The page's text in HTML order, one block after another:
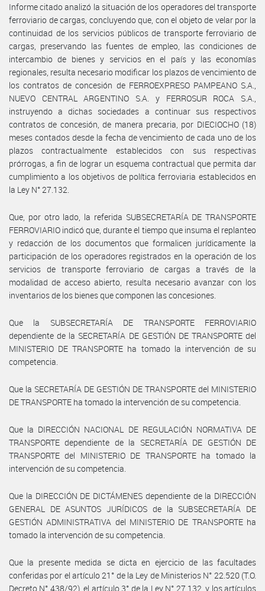
Informe citado analizó la situación de los operadores del transporte
ferroviario de cargas, concluyendo que, con el objeto de velar por la
continuidad de los servicios públicos de transporte ferroviario de
cargas, preservando las fuentes de empleo, las condiciones de
intercambio de bienes y servicios en el país y las economías
regionales, resulta necesario modificar los plazos de vencimiento de
los contratos de concesión de FERROEXPRESO PAMPEANO S.A.,
NUEVO CENTRAL ARGENTINO S.A. y FERROSUR ROCA S.A.,
instruyendo a dichas sociedades a continuar sus respectivos
contratos de concesión, de manera precaria, por DIECIOCHO (18)
meses contados desde la fecha de vencimiento de cada uno de los
plazos contractualmente establecidos con sus respectivas
prórrogas, a fin de lograr un esquema contractual que permita dar
cumplimiento a los objetivos de política ferroviaria establecidos en
la Ley N° 27.132.
Que, por otro lado, la referida SUBSECRETARÍA DE TRANSPORTE
FERROVIARIO indicó que, durante el tiempo que insuma el replanteo
y redacción de los documentos que formalicen jurídicamente la
participación de los operadores registrados en la operación de los
servicios de transporte ferroviario de cargas a través de la
modalidad de acceso abierto, resulta necesario avanzar con los
inventarios de los bienes que componen las concesiones.
Que la SUBSECRETARÍA DE TRANSPORTE FERROVIARIO
dependiente de la SECRETARÍA DE GESTIÓN DE TRANSPORTE del
MINISTERIO DE TRANSPORTE ha tomado la intervención de su
competencia.
Que la SECRETARÍA DE GESTIÓN DE TRANSPORTE del MINISTERIO
DE TRANSPORTE ha tomado la intervención de su competencia.
Que la DIRECCIÓN NACIONAL DE REGULACIÓN NORMATIVA DE
TRANSPORTE dependiente de la SECRETARÍA DE GESTIÓN DE
TRANSPORTE del MINISTERIO DE TRANSPORTE ha tomado la
intervención de su competencia.
Que la DIRECCIÓN DE DICTÁMENES dependiente de la DIRECCIÓN
GENERAL DE ASUNTOS JURÍDICOS de la SUBSECRETARÍA DE
GESTIÓN ADMINISTRATIVA del MINISTERIO DE TRANSPORTE ha
tomado la intervención de su competencia.
Que la presente medida se dicta en ejercicio de las facultades
conferidas por el artículo 21° de la Ley de Ministerios N° 22.520 (T.O.
Decreto N° 438/92), el artículo 3° de la Ley N° 27.132, y los artículos